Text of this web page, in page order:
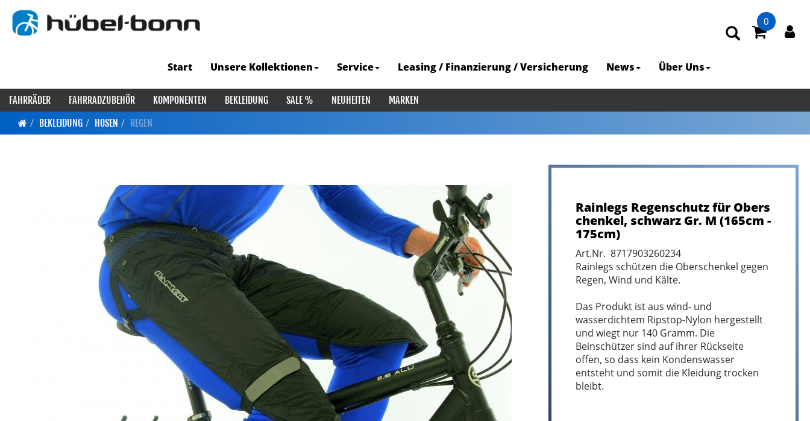
0
Start Unsere Kollektionen Service Leasing / Finanzierung / Versicherung News Über Uns
FAHRRÄDER FAHRRADZUBEHÖR KOMPONENTEN BEKLEIDUNG SALE % NEUHEITEN
MARKEN
BEKLEIDUNG
HOSEN REGEN
Rainlegs Regenschutz für Obers
chenkel, schwarz Gr. M (165cm -
175cm)
Art.Nr. 8717903260234
Rainlegs schützen die Oberschenkel gegen
Regen, Wind und Kälte.
Das Produkt ist aus wind- und
wasserdichtem Ripstop-Nylon hergestellt
und wiegt nur 140 Gramm. Die
Beinschützer sind auf ihrer Rückseite
offen, so dass kein Kondenswasser
entsteht und somit die Kleidung trocken
bleibt.